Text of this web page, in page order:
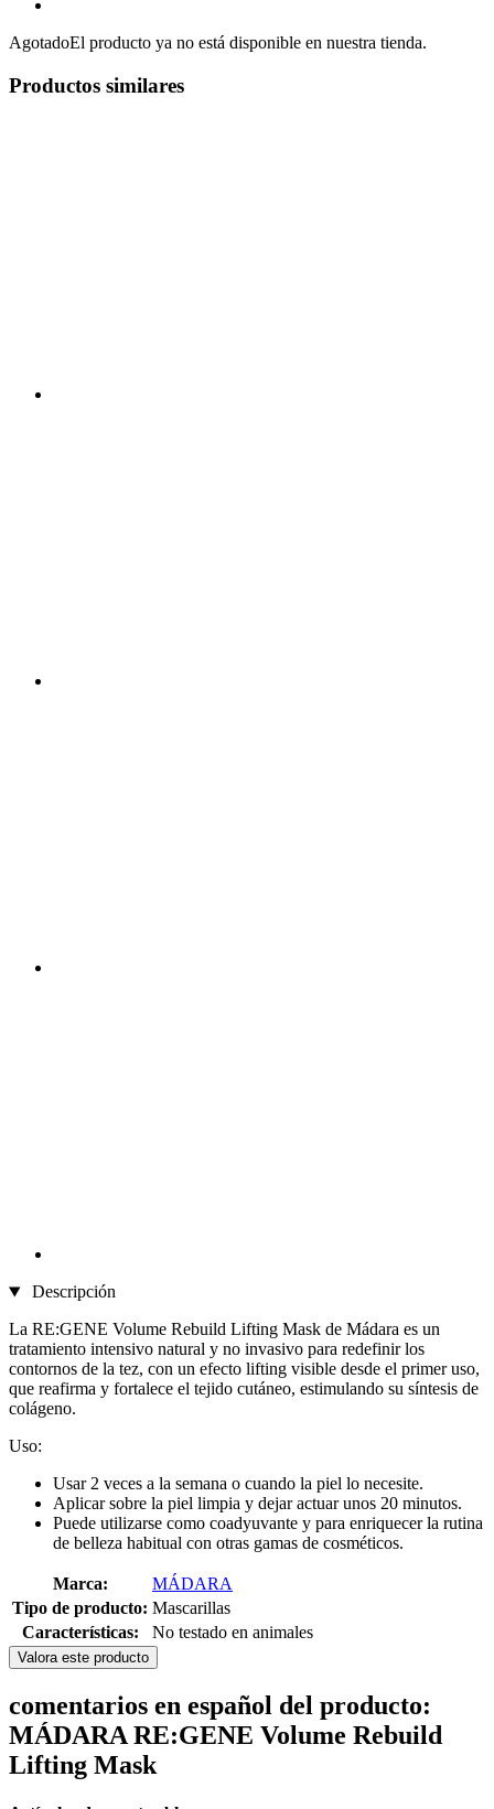
AgotadoEl producto ya no está disponible en nuestra tienda.
Productos similares
Descripción
La RE:GENE Volume Rebuild Lifting Mask de Mádara es un
tratamiento intensivo natural y no invasivo para redefinir los
contornos de la tez, con un efecto lifting visible desde el primer uso,
que reafirma y fortalece el tejido cutáneo, estimulando su síntesis de
colágeno.
Uso:
Usar 2 veces a la semana o cuando la piel lo necesite.
Aplicar sobre la piel limpia y dejar actuar unos 20 minutos.
Puede utilizarse como coadyuvante y para enriquecer la rutina
de belleza habitual con otras gamas de cosméticos.
Marca:
MÁDARA
Tipo de producto: Mascarillas
Características:
No testado en animales
Valora este producto
comentarios en español del producto:
MÁDARA RE:GENE Volume Rebuild
Lifting Mask